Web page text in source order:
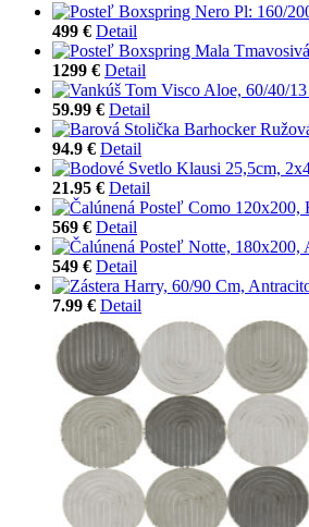
499 € Detail
1299 € Detail
59.99 € Detail
94.9 € Detail
21.95 € Detail
569 € Detail
549 € Detail
7.99 € Detail